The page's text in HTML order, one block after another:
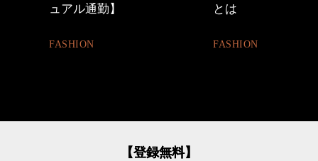
とは
FASHION
【登録無料】